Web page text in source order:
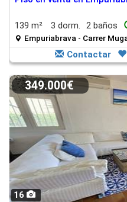
139 m² 3 dorm. 2 baños
Empuriabrava - Carrer
Contactar
16
349.000€